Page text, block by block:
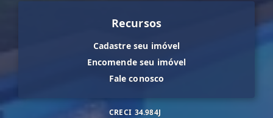
Recursos
Cadastre seu imóvel
Encomende seu imóvel
Fale conosco
CRECI 34.984J